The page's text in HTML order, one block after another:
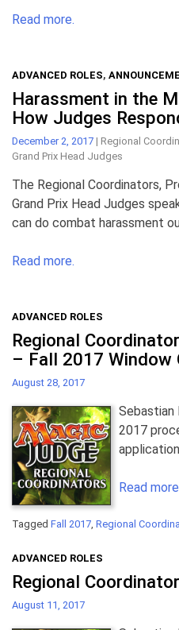
Read more.
ADVANCED ROLES,
Harassment in the
How Judges
December 2, 2017 | Regional
Grand Prix Head Judges
The Regional Coordinators,
Grand Prix Head Judges
can do combat harassment
Read more.
ADVANCED ROLES
Regional
– Fall 2017 Window
August 28, 2017
Sebastian
2017
Read
Tagged Fall 2017, Regional
ADVANCED ROLES
Regional
August 11, 2017